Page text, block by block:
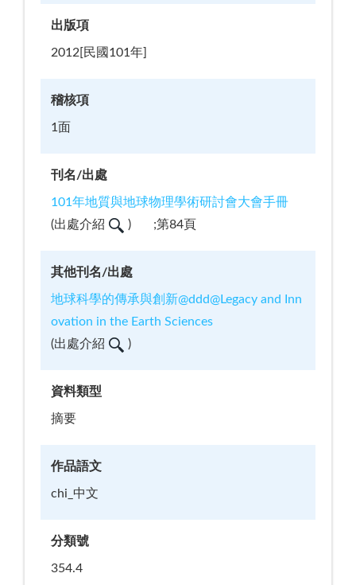
出版項
2012[民國101年]
稽核項
1面
刊名/出處
101年地質與地球物理學術研討會大會手冊
(出處介紹 ) ;第84頁
其他刊名/出處
地球科學的傳承與創新@ddd@Legacy and Inn
ovation in the Earth Sciences
(出處介紹 )
資料類型
摘要
作品語文
chi_中文
分類號
354.4